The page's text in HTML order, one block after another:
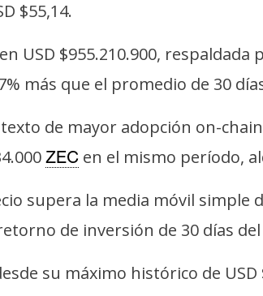
$55,14.
USD $955.210.900,
más que el promedio de 30
de mayor adopción on-
ZEC en el mismo período,
supera la media móvil simple
de inversión de 30 días
su máximo histórico de